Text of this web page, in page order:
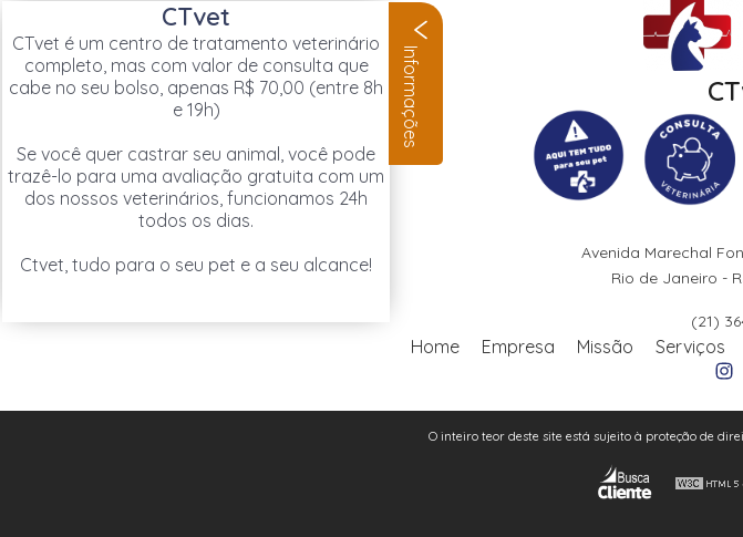
Avenida Marechal
Rio de Janeiro -
(21)
Home Empresa Missão Serviços
O inteiro teor deste site está sujeito à proteção de
CTvet
CTvet é um centro de tratamento veterinário
completo, mas com valor de consulta que
cabe no seu bolso, apenas R$ 70,00 (entre 8h
e 19h)
Se você quer castrar seu animal, você pode
trazê-lo para uma avaliação gratuita com um
dos nossos veterinários, funcionamos 24h
todos os dias.
Ctvet, tudo para o seu pet e a seu alcance!
Informações